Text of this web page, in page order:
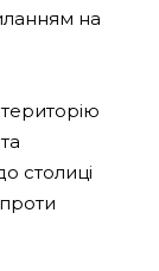
на
столиці